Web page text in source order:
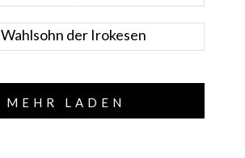
der Irokesen
MEHR LADEN